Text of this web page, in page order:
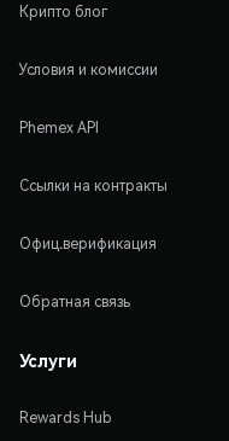
Крипто блог
Условия и комиссии
Phemex API
Ссылки на контракты
Офиц.верификация
Обратная связь
Услуги
Rewards Hub